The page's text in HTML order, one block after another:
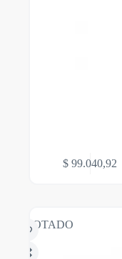
$ 99.040,92
AGOTADO